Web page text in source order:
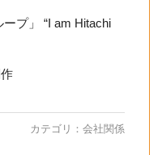
プ」 “I am Hitachi
カテゴリ： 会社関係